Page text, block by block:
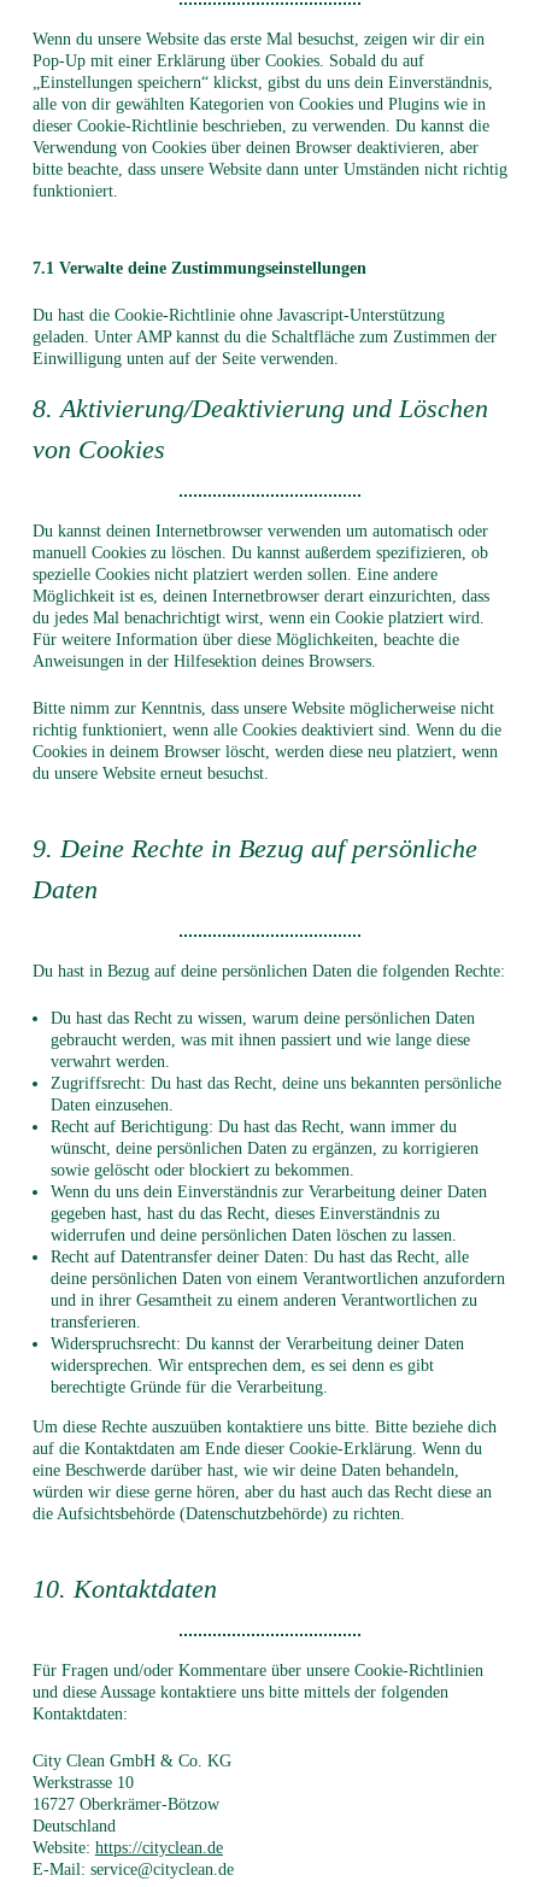
Wenn du unsere Website das erste Mal besuchst, zeigen wir dir ein
Pop-Up mit einer Erklärung über Cookies. Sobald du auf
„Einstellungen speichern“ klickst, gibst du uns dein Einverständnis,
alle von dir gewählten Kategorien von Cookies und Plugins wie in
dieser Cookie-Richtlinie beschrieben, zu verwenden. Du kannst die
Verwendung von Cookies über deinen Browser deaktivieren, aber
bitte beachte, dass unsere Website dann unter Umständen nicht richtig
funktioniert.
7.1 Verwalte deine Zustimmungseinstellungen
Du hast die Cookie-Richtlinie ohne Javascript-Unterstützung
geladen. Unter AMP kannst du die Schaltfläche zum Zustimmen der
Einwilligung unten auf der Seite verwenden.
8. Aktivierung/Deaktivierung und Löschen
von Cookies
Du kannst deinen Internetbrowser verwenden um automatisch oder
manuell Cookies zu löschen. Du kannst außerdem spezifizieren, ob
spezielle Cookies nicht platziert werden sollen. Eine andere
Möglichkeit ist es, deinen Internetbrowser derart einzurichten, dass
du jedes Mal benachrichtigt wirst, wenn ein Cookie platziert wird.
Für weitere Information über diese Möglichkeiten, beachte die
Anweisungen in der Hilfesektion deines Browsers.
Bitte nimm zur Kenntnis, dass unsere Website möglicherweise nicht
richtig funktioniert, wenn alle Cookies deaktiviert sind. Wenn du die
Cookies in deinem Browser löscht, werden diese neu platziert, wenn
du unsere Website erneut besuchst.
9. Deine Rechte in Bezug auf persönliche
Daten
Du hast in Bezug auf deine persönlichen Daten die folgenden Rechte:
Du hast das Recht zu wissen, warum deine persönlichen Daten
gebraucht werden, was mit ihnen passiert und wie lange diese
verwahrt werden.
Zugriffsrecht: Du hast das Recht, deine uns bekannten persönliche
Daten einzusehen.
Recht auf Berichtigung: Du hast das Recht, wann immer du
wünscht, deine persönlichen Daten zu ergänzen, zu korrigieren
sowie gelöscht oder blockiert zu bekommen.
Wenn du uns dein Einverständnis zur Verarbeitung deiner Daten
gegeben hast, hast du das Recht, dieses Einverständnis zu
widerrufen und deine persönlichen Daten löschen zu lassen.
Recht auf Datentransfer deiner Daten: Du hast das Recht, alle
deine persönlichen Daten von einem Verantwortlichen anzufordern
und in ihrer Gesamtheit zu einem anderen Verantwortlichen zu
transferieren.
Widerspruchsrecht: Du kannst der Verarbeitung deiner Daten
widersprechen. Wir entsprechen dem, es sei denn es gibt
berechtigte Gründe für die Verarbeitung.
Um diese Rechte auszuüben kontaktiere uns bitte. Bitte beziehe dich
auf die Kontaktdaten am Ende dieser Cookie-Erklärung. Wenn du
eine Beschwerde darüber hast, wie wir deine Daten behandeln,
würden wir diese gerne hören, aber du hast auch das Recht diese an
die Aufsichtsbehörde (Datenschutzbehörde) zu richten.
10. Kontaktdaten
Für Fragen und/oder Kommentare über unsere Cookie-Richtlinien
und diese Aussage kontaktiere uns bitte mittels der folgenden
Kontaktdaten:
City Clean GmbH & Co. KG
Werkstrasse 10
16727 Oberkrämer-Bötzow
Deutschland
Website: https://cityclean.de
E-Mail: service@cityclean.de